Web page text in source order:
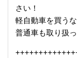
さい！
軽自動車を買う
普通車も取り扱っ